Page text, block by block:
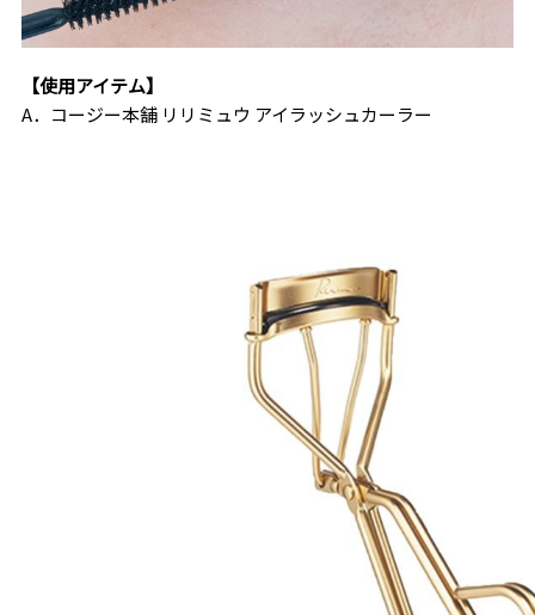
【使用アイテム】
A．コージー本舗 リリミュウ アイラッシュカーラー